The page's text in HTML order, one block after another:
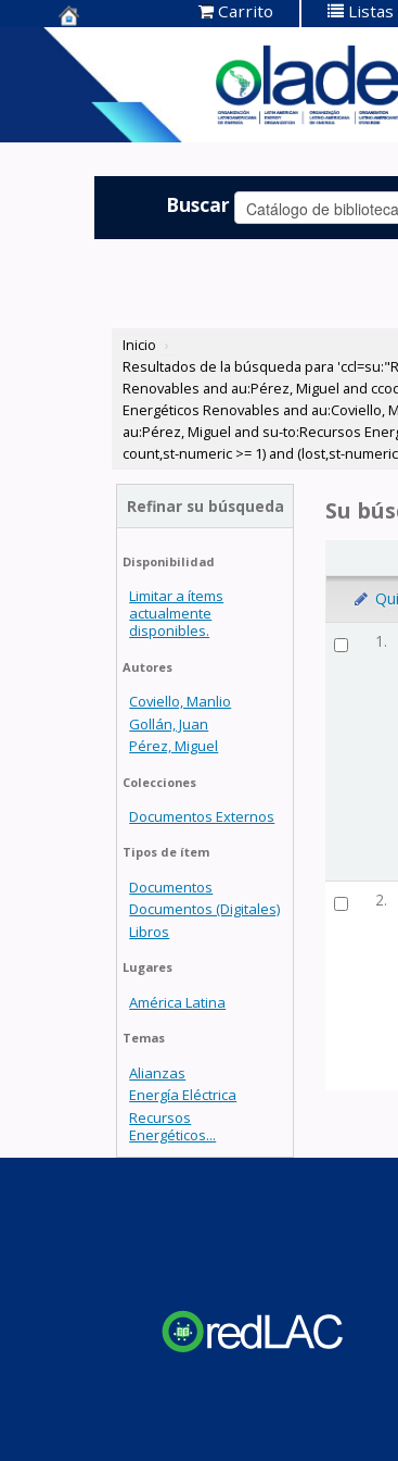
Centro de
Documentación
OLADE -
Carrito Listas
Buscar
Inicio ›
Resultados de la búsqueda para
Renovables and au:Pérez, Miguel and
Energéticos Renovables and au:Coviello,
au:Pérez, Miguel and su-to:Recursos
count,st-numeric >= 1) and (lost,st-
Refinar su búsqueda
Disponibilidad
Limitar a ítems
actualmente
disponibles.
Autores
Coviello, Manlio
Gollán, Juan
Pérez, Miguel
Colecciones
Documentos Externos
Tipos de ítem
Documentos
Documentos (Digitales)
Libros
Lugares
América Latina
Temas
Alianzas
Energía Eléctrica
Recursos
Energéticos...
Su
1.
2.